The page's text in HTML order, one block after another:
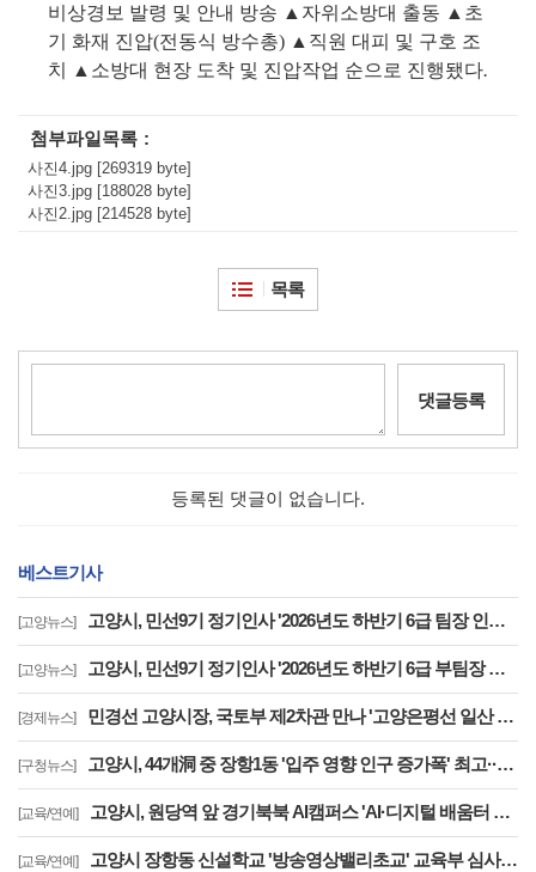
비상경보 발령 및 안내 방송 ▲ 자위소방대 출동 ▲ 초
기 화재 진압(전동식 방수총) ▲ 직원 대피 및 구호 조
치
▲ 소방대 현장 도착 및 진압작업 순으로 진행됐다.
첨부파일목록
사진4.jpg [269319 byte]
사진3.jpg [188028 byte]
사진2.jpg [214528 byte]
목록
댓글등록
등록된 댓글이 없습니다.
베스트기사
[고양뉴스] 고양시, 민선9기 정기인사 '2026년도 하반기 6급 팀장 인사발령 사항'
[고양뉴스] 고양시, 민선9기 정기인사 '2026년도 하반기 6급 부팀장 이하 인사발령 사항'
[경제뉴스] 민경선 고양시장, 국토부 제2차관 만나 '고양은평선 일산 연장 반영' 등 요청
[구청뉴스] 고양시, 44개洞 중 장항1동 '입주 영향 인구 증가폭' 최고··풍산동도 증가세 지속
[교육/연예] 고양시, 원당역 앞 경기북북 AI캠퍼스 'AI·디지털 배움터 체험존' 12월까지 운영
[교육/연예] 고양시 장항동 신설학교 '방송영상밸리초교' 교육부 심사 통과··2030년 개교